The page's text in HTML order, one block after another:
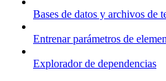
Bases de datos y archivos de
Entrenar parámetros de
Explorador de dependencias